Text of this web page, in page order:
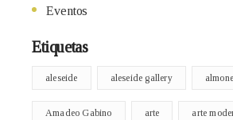
Eventos
Etiquetas
aleseide aleseide gallery
Amadeo Gabino arte arte